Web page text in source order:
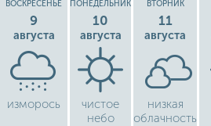
ВОСКРЕСЕНЬЕ
9
августа
изморось
ПОНЕДЕЛЬНИК
10
августа
чистое
небо
ВТОРНИК
11
августа
низкая
облачность